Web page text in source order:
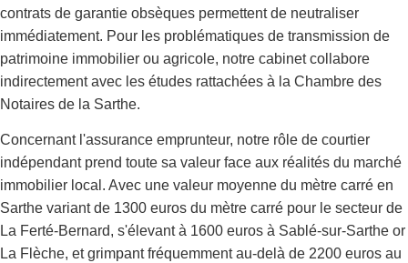
contrats de garantie obsèques permettent de neutraliser
immédiatement. Pour les problématiques de transmission de
patrimoine immobilier ou agricole, notre cabinet collabore
indirectement avec les études rattachées à la Chambre des
Notaires de la Sarthe.
Concernant l'assurance emprunteur, notre rôle de courtier
indépendant prend toute sa valeur face aux réalités du marché
immobilier local. Avec une valeur moyenne du mètre carré en
Sarthe variant de 1300 euros du mètre carré pour le secteur de
La Ferté-Bernard, s'élevant à 1600 euros à Sablé-sur-Sarthe or
La Flèche, et grimpant fréquemment au-delà de 2200 euros au